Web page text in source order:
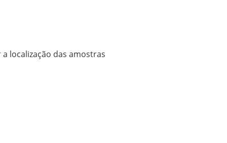
localização das amostras